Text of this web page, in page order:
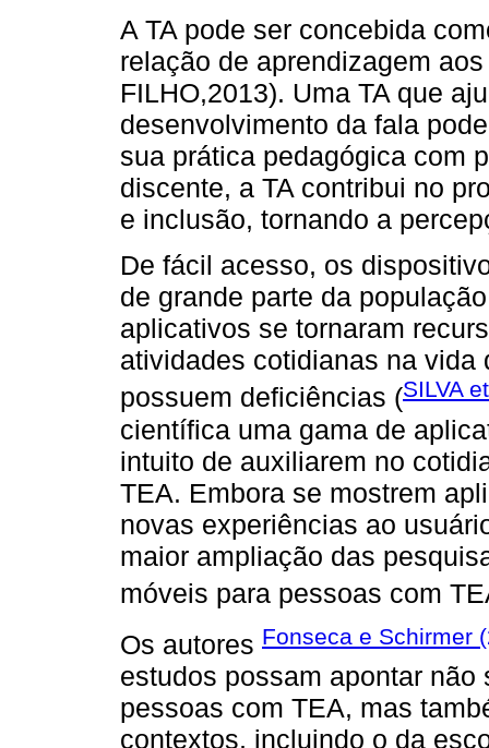
A TA pode ser concebida
relação de aprendizagem
FILHO,2013). Uma TA que
desenvolvimento da fala
sua prática pedagógica com
discente, a TA contribui no
e inclusão, tornando a
De fácil acesso, os
de grande parte da
aplicativos se tornaram
atividades cotidianas na
possuem deficiências (SILVA
científica uma gama de
intuito de auxiliarem no
TEA. Embora se mostrem
novas experiências ao
maior ampliação das
móveis para pessoas com
Os autores Fonseca e Schirmer
estudos possam apontar
pessoas com TEA, mas
contextos, incluindo o da